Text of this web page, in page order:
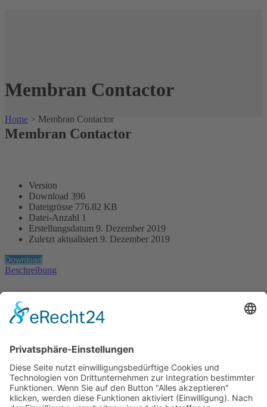
Membran Contactor
Home > Membran Contactor
Membran Contactor
Version
Download 396
Dateigrösse 776.82 KB
Datei-Anzahl 1
Erstellungsdatum 9. Dezember 2019
Zuletzt aktualisiert 9. Dezember 2019
Download
Beschreibung
Die G.A. KIESEL GmbH ist ein weltweit tätiges, mittelständisches
Wir sind spezialisiert auf Exzenterschneckenpumpen und
Impellerpumpen für die Industrie- und Kellereitechnik, sowie
Molchsysteme.